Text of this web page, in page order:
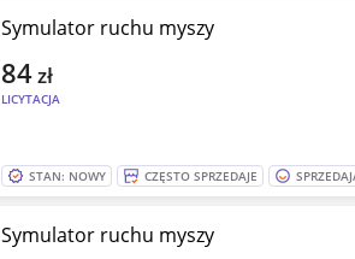
Symulator ruchu myszy
LICYTACJA
84zł
STAN: NOWY CZĘSTO SPRZEDAJE
Symulator ruchu myszy